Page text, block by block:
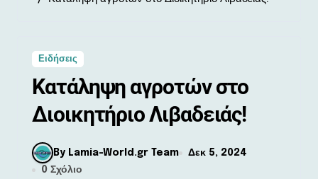
Ειδήσεις
Κατάληψη αγροτών στο
Διοικητήριο Λιβαδειάς!
By Lamia-World.gr Team
Δεκ 5, 2024
0 Σχόλιο